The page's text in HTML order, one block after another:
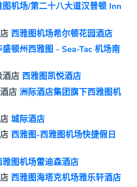
图机场/第二十八大道汉普顿 Inn
西雅图机场希尔顿花园酒店
盛顿州西雅图 - Sea-Tac 机场南
酒店 西雅图凯悦酒店
店洲际酒店集团旗下西雅图机
店城际酒店
西雅图-西雅图机场快捷假日
雅图机场雷迪森酒店
西雅图海塔克机场雅乐轩酒店